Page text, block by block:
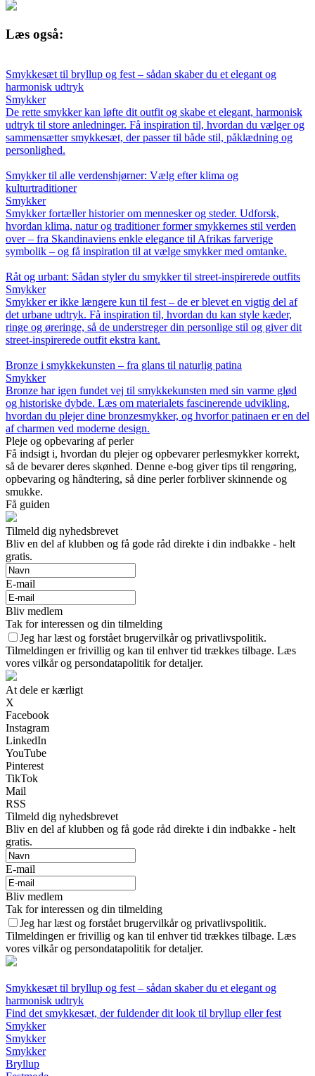
Læs også:
Smykkesæt til bryllup og fest – sådan skaber du et elegant og
harmonisk udtryk
Smykker
De rette smykker kan løfte dit outfit og skabe et elegant, harmonisk
udtryk til store anledninger. Få inspiration til, hvordan du vælger og
sammensætter smykkesæt, der passer til både stil, påklædning og
personlighed.
Smykker til alle verdenshjørner: Vælg efter klima og
kulturtraditioner
Smykker
Smykker fortæller historier om mennesker og steder. Udforsk,
hvordan klima, natur og traditioner former smykkernes stil verden
over – fra Skandinaviens enkle elegance til Afrikas farverige
symbolik – og få inspiration til at vælge smykker med omtanke.
Råt og urbant: Sådan styler du smykker til street-inspirerede outfits
Smykker
Smykker er ikke længere kun til fest – de er blevet en vigtig del af
det urbane udtryk. Få inspiration til, hvordan du kan style kæder,
ringe og øreringe, så de understreger din personlige stil og giver dit
street-inspirerede outfit ekstra kant.
Bronze i smykkekunsten – fra glans til naturlig patina
Smykker
Bronze har igen fundet vej til smykkekunsten med sin varme glød
og historiske dybde. Læs om materialets fascinerende udvikling,
hvordan du plejer dine bronzesmykker, og hvorfor patinaen er en del
af charmen ved moderne design.
Pleje og opbevaring af perler
Få indsigt i, hvordan du plejer og opbevarer perlesmykker korrekt,
så de bevarer deres skønhed. Denne e-bog giver tips til rengøring,
opbevaring og håndtering, så dine perler forbliver skinnende og
smukke.
Få guiden
Tilmeld dig nyhedsbrevet
Bliv en del af klubben og få gode råd direkte i din indbakke - helt
gratis.
E-mail
Bliv medlem
Tak for interessen og din tilmelding
Jeg har læst og forstået brugervilkår og privatlivspolitik.
Tilmeldingen er frivillig og kan til enhver tid trækkes tilbage. Læs
vores vilkår og persondatapolitik for detaljer.
At dele er kærligt
X
Facebook
Instagram
LinkedIn
YouTube
Pinterest
TikTok
Mail
RSS
Tilmeld dig nyhedsbrevet
Bliv en del af klubben og få gode råd direkte i din indbakke - helt
gratis.
E-mail
Bliv medlem
Tak for interessen og din tilmelding
Jeg har læst og forstået brugervilkår og privatlivspolitik.
Tilmeldingen er frivillig og kan til enhver tid trækkes tilbage. Læs
vores vilkår og persondatapolitik for detaljer.
Smykkesæt til bryllup og fest – sådan skaber du et elegant og
harmonisk udtryk
Find det smykkesæt, der fuldender dit look til bryllup eller fest
Smykker
Smykker
Smykker
Bryllup